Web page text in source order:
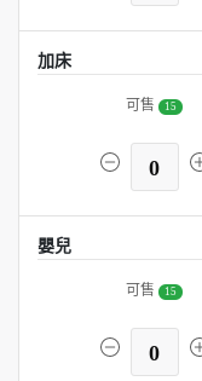
加床
可售 15
0
嬰兒
可售 15
0